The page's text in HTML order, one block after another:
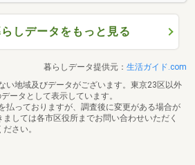
しデータをもっと見る
暮らしデータ提供元： 生活ガイド.com
い地域及びデータがございます。東京23区以外
ータとして表示しています。
払っておりますが、調査後に変更がある場合が
しては各市区役所までお問い合わせいただく
さい。